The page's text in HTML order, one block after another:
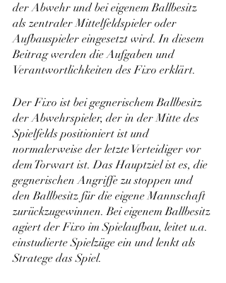
der Abwehr und bei eigenem Ballbesitz
als zentraler Mittelfeldspieler oder
Aufbauspieler eingesetzt wird. In diesem
Beitrag werden die Aufgaben und
Verantwortlichkeiten des Fixo erklärt.
Der Fixo ist bei gegnerischem Ballbesitz
der Abwehrspieler, der in der Mitte des
Spielfelds positioniert ist und
normalerweise der letzte Verteidiger vor
dem Torwart ist. Das Hauptziel ist es, die
gegnerischen Angriffe zu stoppen und
den Ballbesitz für die eigene Mannschaft
zurückzugewinnen. Bei eigenem Ballbesitz
agiert der Fixo im Spielaufbau, leitet u.a.
einstudierte Spielzüge ein und lenkt als
Stratege das Spiel.